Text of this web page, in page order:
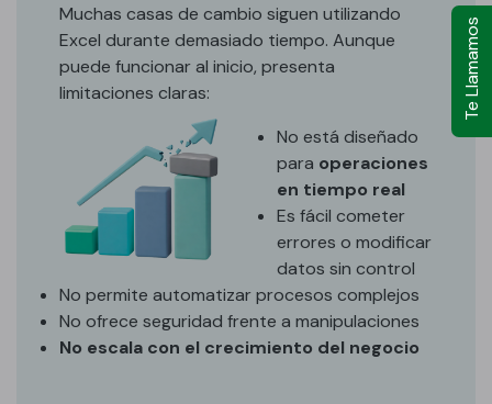
Muchas casas de cambio siguen utilizando
Excel durante demasiado tiempo. Aunque
puede funcionar al inicio, presenta
limitaciones claras:
No está diseñado
para operaciones
en tiempo real
Es fácil cometer
errores o modificar
datos sin control
No permite automatizar procesos complejos
No ofrece seguridad frente a manipulaciones
No escala con el crecimiento del negocio
Te Llamamos